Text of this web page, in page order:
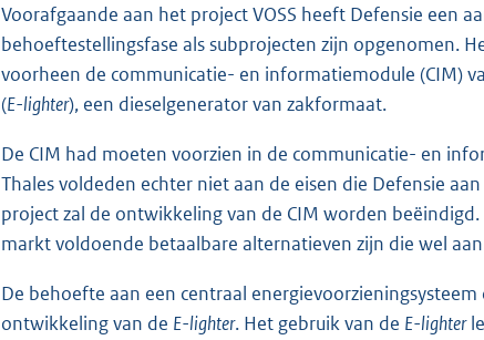
Voorafgaande aan het project VOSS heeft Defensie een
behoeftestellingsfase als subprojecten zijn opgenomen.
voorheen de communicatie- en informatiemodule (CIM)
(E-lighter), een dieselgenerator van zakformaat.
De CIM had moeten voorzien in de communicatie- en
Thales voldeden echter niet aan de eisen die Defensie
project zal de ontwikkeling van de CIM worden
markt voldoende betaalbare alternatieven zijn die wel
De behoefte aan een centraal
ontwikkeling van de E-lighter. Het gebruik van de E-lighter